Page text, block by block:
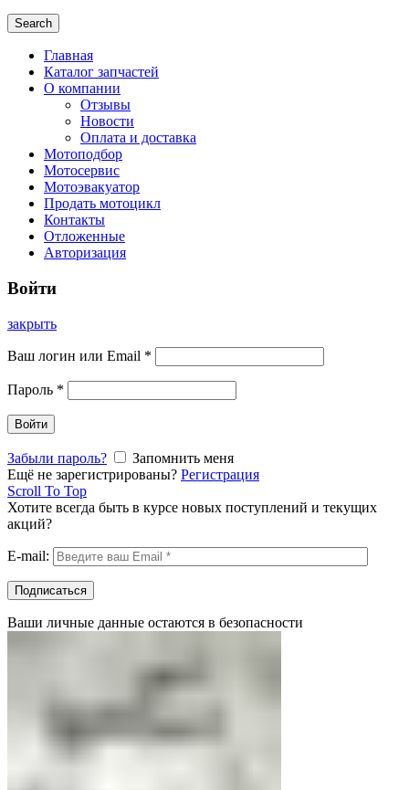
Search
Главная
Каталог запчастей
О компании
Отзывы
Новости
Оплата и доставка
Мотоподбор
Мотосервис
Мотоэвакуатор
Продать мотоцикл
Контакты
Отложенные
Авторизация
Войти
закрыть
Ваш логин или Email *
Пароль *
Войти
Забыли пароль?
Запомнить меня
Ещё не зарегистрированы? Регистрация
Scroll To Top
Хотите всегда быть в курсе новых поступлений и текущих
акций?
E-mail:
Ваши личные данные остаются в безопасности